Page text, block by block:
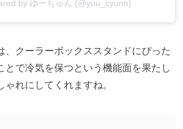
by ゆーちゅん (@you_cyunn)
、クーラーボックススタンドにぴった
とで冷気を保つという機能面を果たし
れにしてくれますね。